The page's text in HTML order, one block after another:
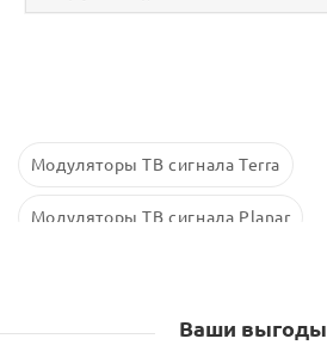
Модуляторы ТВ сигнала Terra
Модуляторы ТВ сигнала Planar
Ваши выгоды